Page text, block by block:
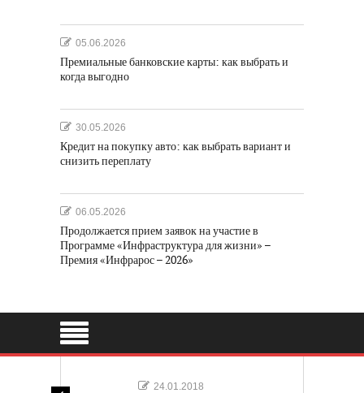
05.06.2026
Премиальные банковские карты: как выбрать и
когда выгодно
30.05.2026
Кредит на покупку авто: как выбрать вариант и
снизить переплату
06.05.2026
Продолжается прием заявок на участие в
Программе «Инфраструктура для жизни» –
Премия «Инфрарос – 2026»
24.01.2018